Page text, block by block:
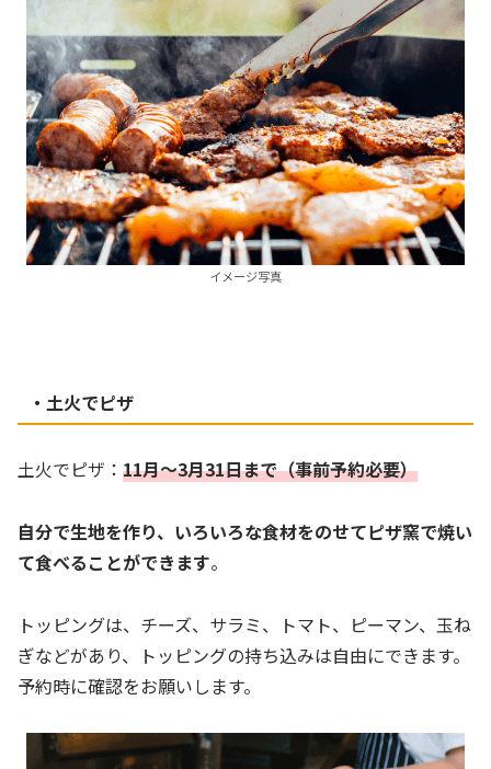
イメージ写真
・土火でピザ
土火でピザ： 11月～3月31日まで（事前予約必要）
自分で生地を作り、いろいろな食材をのせてピザ窯で焼い
て食べることができます。
トッピングは、チーズ、サラミ、トマト、ピーマン、玉ね
ぎなどがあり、トッピングの持ち込みは自由にできます。
予約時に確認をお願いします。